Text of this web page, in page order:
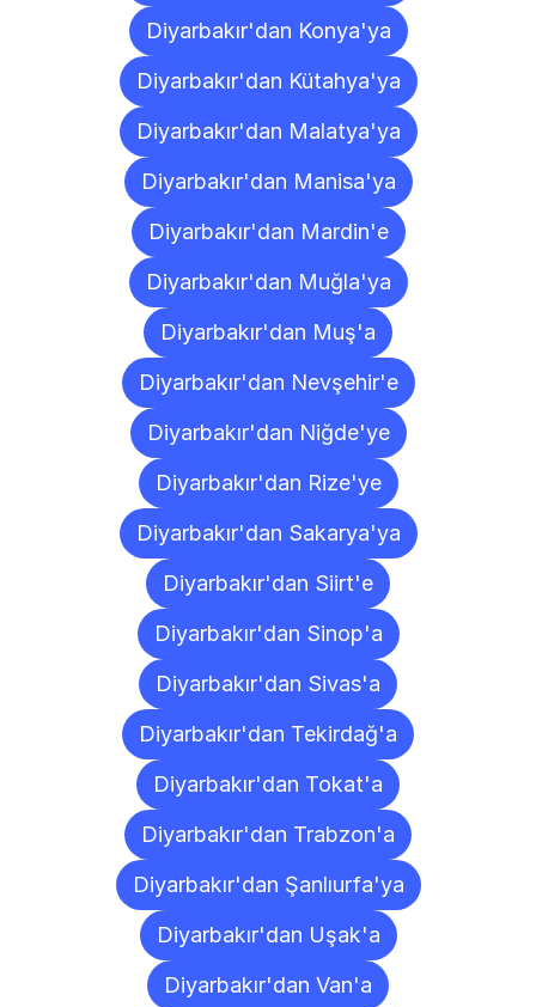
Diyarbakır'dan Konya'ya
Diyarbakır'dan Kütahya'ya
Diyarbakır'dan Malatya'ya
Diyarbakır'dan Manisa'ya
Diyarbakır'dan Mardin'e
Diyarbakır'dan Muğla'ya
Diyarbakır'dan Muş'a
Diyarbakır'dan Nevşehir'e
Diyarbakır'dan Niğde'ye
Diyarbakır'dan Rize'ye
Diyarbakır'dan Sakarya'ya
Diyarbakır'dan Siirt'e
Diyarbakır'dan Sinop'a
Diyarbakır'dan Sivas'a
Diyarbakır'dan Tekirdağ'a
Diyarbakır'dan Tokat'a
Diyarbakır'dan Trabzon'a
Diyarbakır'dan Şanlıurfa'ya
Diyarbakır'dan Uşak'a
Diyarbakır'dan Van'a